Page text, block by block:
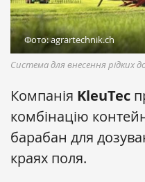
Фото: agrartechnik.ch
Система для внесення рідких
Компанія KleuTec
комбінацію
барабан для
краях поля.